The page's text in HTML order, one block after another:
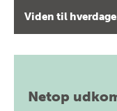
Viden til
Netop